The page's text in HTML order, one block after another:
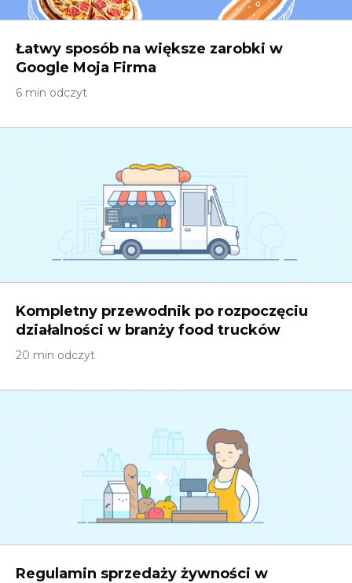
Łatwy sposób na większe zarobki w
Google Moja Firma
6 min odczyt
Kompletny przewodnik po rozpoczęciu
działalności w branży food trucków
20 min odczyt
Regulamin sprzedaży żywności w